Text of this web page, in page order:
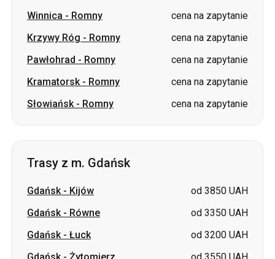
Winnica - Romny
cena na zapytanie
Krzywy Róg - Romny
cena na zapytanie
Pawłohrad - Romny
cena na zapytanie
Kramatorsk- Romny
cena na zapytanie
Słowiańsk- Romny cena na zapytanie
Trasy z m. Gdańsk
Gdańsk- Kijów
od 3850 UAH
Gdańsk- Równe
od 3350 UAH
Gdańsk- Łuck
od 3200 UAH